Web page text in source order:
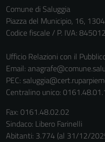
Comune di Saluggia
Piazza del Municipio, 16,
Codice fiscale / P. IVA:
Ufficio Relazioni con il
Email:
PEC:
Centralino unico:
Fax: 0161.48.02.02
Sindaco: Libero Farinelli
Abitanti: 3.774 (al 31/12/